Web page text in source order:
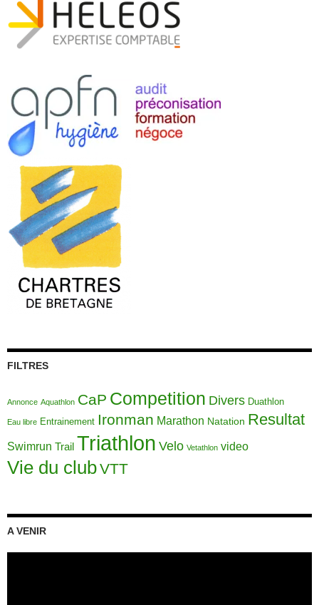
FILTRES
Annonce Aquathlon CaP Competition Divers Duathlon
Eau libre Entrainement Ironman Marathon Natation Resultat
Swimrun Trail Triathlon Velo Vetathlon video
Vie du clubVTT
A VENIR